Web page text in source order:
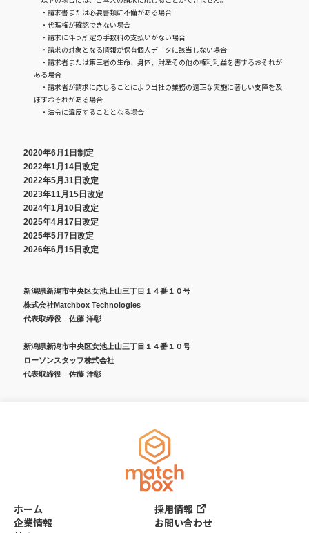
・請求書または必要書類に不備がある場合
・代理権が確認できない場合
・請求に伴う所定の手数料の支払いがない場合
・請求の対象となる情報が保有個人データに該当しない場合
・請求者または第三者の生命、身体、財産その他の権利利益を害するおそれが
ある場合
・請求者が請求に応じることにより当社の業務の適正な実施に著しい支障を及
ぼすおそれがある場合
・法令に違反することとなる場合
2020年6月1日制定
2022年1月14日改定
2022年5月31日改定
2023年11月15日改定
2024年1月10日改定
2025年4月17日改定
2025年5月7日改定
2026年6月15日改定
新潟県新潟市中央区女池上山三丁目１４番１０号
株式会社Matchbox Technologies
代表取締役 佐藤 洋彰
新潟県新潟市中央区女池上山三丁目１４番１０号
ローソンスタッフ株式会社
代表取締役 佐藤 洋彰
ホーム
企業情報
採用情報
お問い合わせ